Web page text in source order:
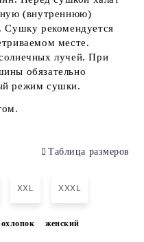
(внутреннюю)
Сушку рекомендуется
месте.
лучей. При
обязательно
режим сушки.
Таблица размеров
XXL XXXL
женский